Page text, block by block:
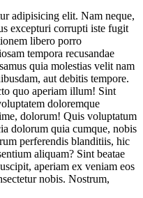
adipisicing elit. Nam neque,
excepturi corrupti iste fugit
libero porro
tempora recusandae
quia molestias velit nam
aut debitis tempore.
quo aperiam illum! Sint
doloremque
dolorum! Quis voluptatum
dolorum quia cumque, nobis
perferendis blanditiis, hic
aliquam? Sint beatae
aperiam ex veniam eos
nobis. Nostrum,